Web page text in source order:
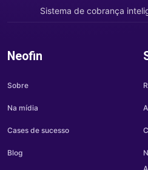
Sistema de cobrança
Neofin
Sobre
Na mídia
Cases de sucesso
Blog